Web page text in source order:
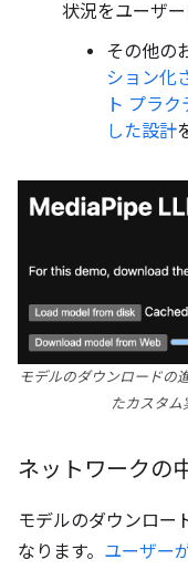
状況をユーザー
その他の
ション化
ト プラク
した設計
モデルのダウンロードの
たカスタム
ネットワークの
モデルのダウンロー
なります。 ユーザー